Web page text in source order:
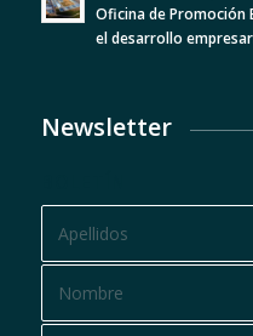
Oficina de Promoción
el desarrollo
Newsletter